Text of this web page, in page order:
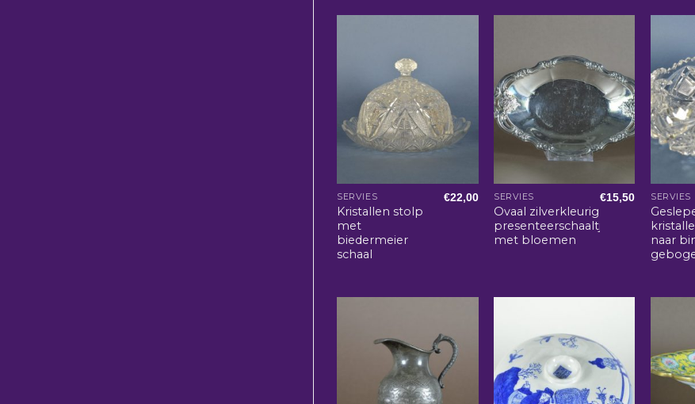
SERVIES
Kristallen stolp
met
biedermeier
schaal
€22,00 SERVIES
Ovaal zilverkleurig
presenteerschaaltje
met bloemen
€15,50 SERVIES
naar